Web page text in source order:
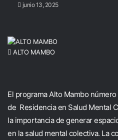
junio 13, 2025
ALTO MAMBO
El programa Alto Mambo
de Residencia en Salud Mental
la importancia de generar
en la salud mental colectiva. La